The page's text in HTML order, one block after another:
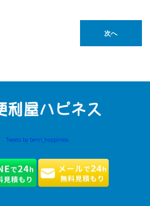
次へ
Tweets by benri_happiness